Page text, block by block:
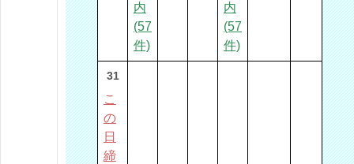
内
(57
件)
内
(57
件)
31
こ
の
日
締